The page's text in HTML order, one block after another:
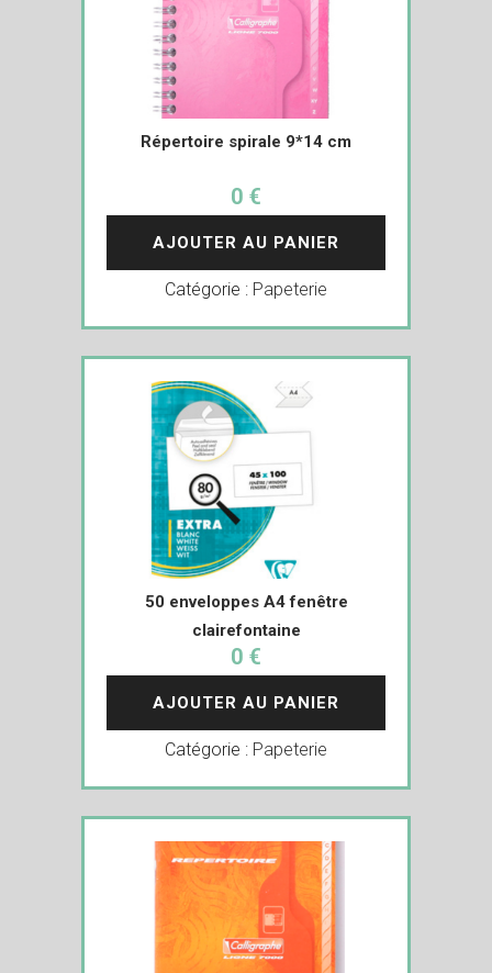
Répertoire spirale 9*14 cm
0 €
AJOUTER AU PANIER
Catégorie : Papeterie
50 enveloppes A4 fenêtre
clairefontaine
0 €
AJOUTER AU PANIER
Catégorie : Papeterie